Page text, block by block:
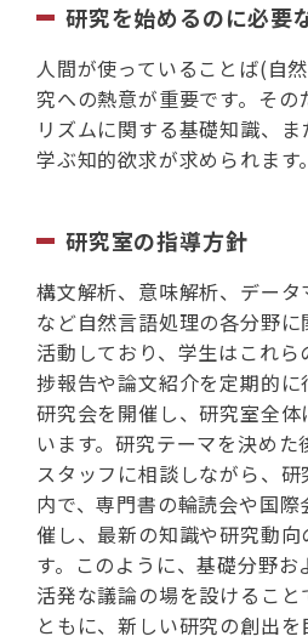
研究を始めるのに必要
人間が使っていることば(自
究への熱意が重要です。そ
リズムに関する基礎知識、
学ぶ知的欲求が求められます。
研究室の指導方針
構文解析、意味解析、デー
など自然言語処理の各分野
活動しており、学生はこれ
捗報告や論文紹介を定期的
研究会を開催し、研究室全
います。研究テーマを決め
スタッフに相談しながら、
内で、専門書の輪読会や国
催し、最新の知識や研究動
す。このように、基礎分野
活発な議論の場を設けるこ
ともに、新しい研究の創出を